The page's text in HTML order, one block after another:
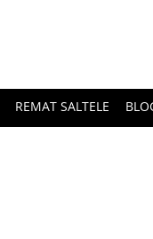
REMAT SALTELE